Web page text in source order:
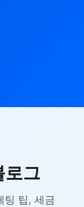
로그
팅 팁, 세금